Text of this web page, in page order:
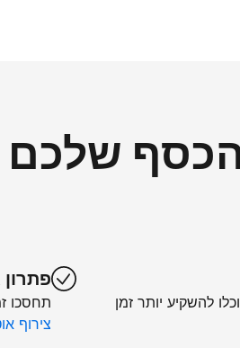
שלכם
להשקיע יותר זמן
תחסכו
צירוף